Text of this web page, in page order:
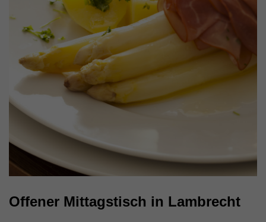
Offener Mittagstisch in Lambrecht
Externe Inhalte
Wir verwenden auf unserer Website externe Inhalte, um
Ihnen zusätzliche Informationen anzubieten.